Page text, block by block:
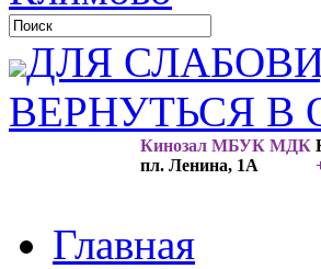
ДЛЯ
ВЕРНУТЬСЯ
Кинозал МБУК МДК
пл. Ленина, 1А
Главная